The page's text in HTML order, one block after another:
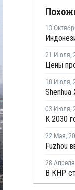
13
21 Июля,
Цены
18 Июля,
03 Июля,
22 Мая,
28 Апреля